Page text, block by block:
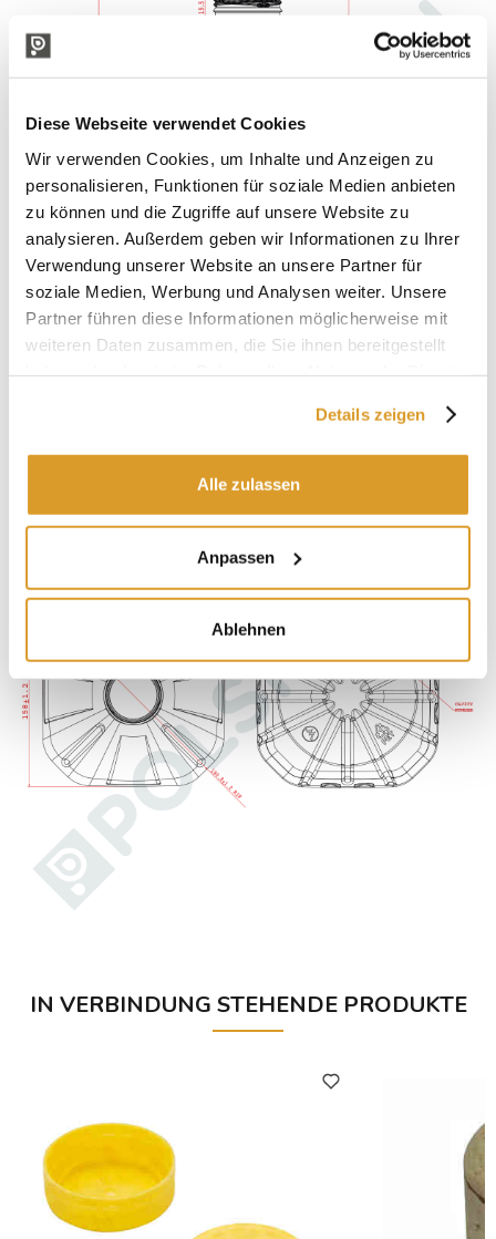
Diese Webseite verwendet Cookies
Wir verwenden Cookies, um Inhalte und Anzeigen zu
personalisieren, Funktionen für soziale Medien anbieten
zu können und die Zugriffe auf unsere Website zu
analysieren. Außerdem geben wir Informationen zu Ihrer
Verwendung unserer Website an unsere Partner für
soziale Medien, Werbung und Analysen weiter. Unsere
Partner führen diese Informationen möglicherweise mit
weiteren Daten zusammen, die Sie ihnen bereitgestellt
Details zeigen
Alle zulassen
Anpassen
Ablehnen
IN VERBINDUNG STEHENDE PRODUKTE